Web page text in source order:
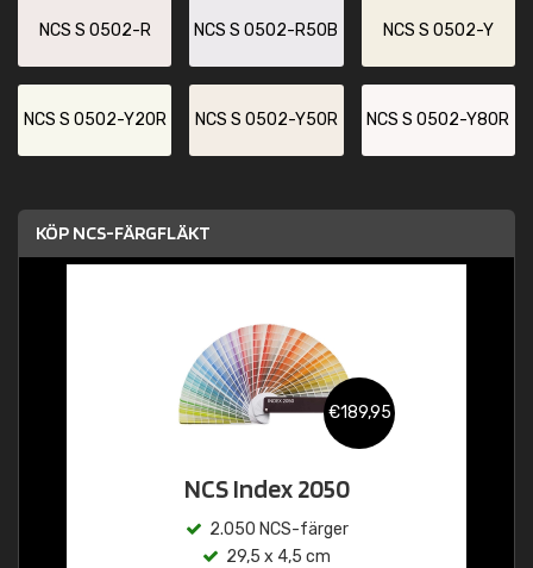
NCS S 0502-R NCS S 0502-R50B NCS S 0502-Y
NCS S 0502-Y20R NCS S 0502-Y50R NCS S 0502-Y80R
KÖP NCS-FÄRGFLÄKT
€189,95
NCS Index 2050
2.050 NCS-färger
29,5 x 4,5 cm